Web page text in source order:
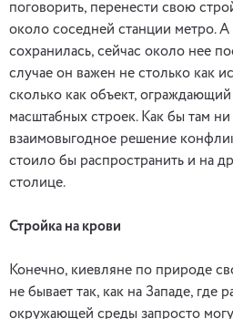
поговорить, перенести свою
около соседней станции метро.
сохранилась, сейчас около нее
случае он важен не столько как
сколько как объект,
масштабных строек. Как бы там
взаимовыгодное решение
стоило бы распространить и на
столице.
Стройка на крови
Конечно, киевляне по природе
не бывает так, как на Западе, где
окружающей среды запросто